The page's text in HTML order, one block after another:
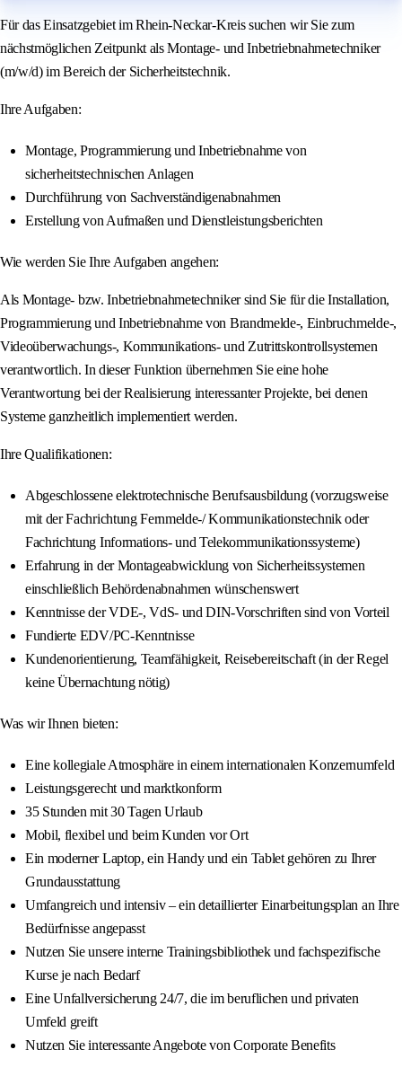
Für das Einsatzgebiet im Rhein-Neckar-Kreis suchen wir Sie zum
nächstmöglichen Zeitpunkt als Montage- und Inbetriebnahmetechniker
(m/w/d) im Bereich der Sicherheitstechnik.
Ihre Aufgaben:
Montage, Programmierung und Inbetriebnahme von
sicherheitstechnischen Anlagen
Durchführung von Sachverständigenabnahmen
Erstellung von Aufmaßen und Dienstleistungsberichten
Wie werden Sie Ihre Aufgaben angehen:
Als Montage- bzw. Inbetriebnahmetechniker sind Sie für die Installation,
Programmierung und Inbetriebnahme von Brandmelde-, Einbruchmelde-,
Videoüberwachungs-, Kommunikations- und Zutrittskontrollsystemen
verantwortlich. In dieser Funktion übernehmen Sie eine hohe
Verantwortung bei der Realisierung interessanter Projekte, bei denen
Systeme ganzheitlich implementiert werden.
Ihre Qualifikationen:
Abgeschlossene elektrotechnische Berufsausbildung (vorzugsweise
mit der Fachrichtung Fernmelde-/ Kommunikationstechnik oder
Fachrichtung Informations- und Telekommunikationssysteme)
Erfahrung in der Montageabwicklung von Sicherheitssystemen
einschließlich Behördenabnahmen wünschenswert
Kenntnisse der VDE-, VdS- und DIN-Vorschriften sind von Vorteil
Fundierte EDV/PC-Kenntnisse
Kundenorientierung, Teamfähigkeit, Reisebereitschaft (in der Regel
keine Übernachtung nötig)
Was wir Ihnen bieten:
Eine kollegiale Atmosphäre in einem internationalen Konzernumfeld
Leistungsgerecht und marktkonform
35 Stunden mit 30 Tagen Urlaub
Mobil, flexibel und beim Kunden vor Ort
Ein moderner Laptop, ein Handy und ein Tablet gehören zu Ihrer
Grundausstattung
Umfangreich und intensiv – ein detaillierter Einarbeitungsplan an Ihre
Bedürfnisse angepasst
Nutzen Sie unsere interne Trainingsbibliothek und fachspezifische
Kurse je nach Bedarf
Eine Unfallversicherung 24/7, die im beruflichen und privaten
Umfeld greift
Nutzen Sie interessante Angebote von Corporate Benefits